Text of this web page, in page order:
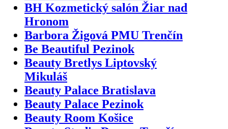
BH Kozmetický salón Žiar nad
Hronom
Barbora Žigová PMU Trenčín
Be Beautiful Pezinok
Beauty Bretlys Liptovský
Mikuláš
Beauty Palace Bratislava
Beauty Palace Pezinok
Beauty Room Košice